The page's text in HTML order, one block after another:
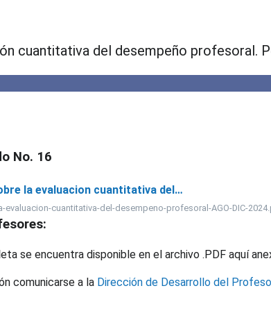
cuantitativa del desempeño profesoral.
No. 16
la evaluacion cuantitativa del…
evaluacion-cuantitativa-del-desempeno-profesoral-AGO-DIC-
se encuentra disponible en el archivo .PDF aquí
comunicarse a la Dirección de Desarrollo del